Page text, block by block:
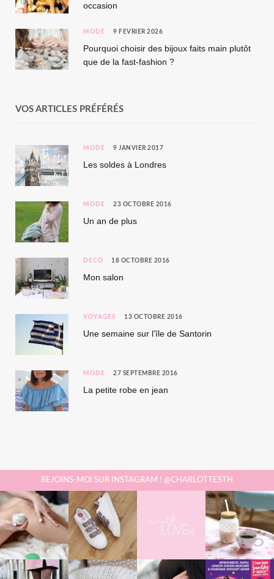
occasion
MODE 9 FÉVRIER 2026
Pourquoi choisir des bijoux faits main plutôt
que de la fast-fashion ?
VOS ARTICLES PRÉFÉRÉS
MODE 9 JANVIER 2017
Les soldes à Londres
MODE 23 OCTOBRE 2016
Un an de plus
DÉCO 18 OCTOBRE 2016
Mon salon
VOYAGES 13 OCTOBRE 2016
Une semaine sur l’île de Santorin
MODE 27 SEPTEMBRE 2016
La petite robe en jean
REJOINS-MOI SUR INSTAGRAM ! @CHARLOTTESTH